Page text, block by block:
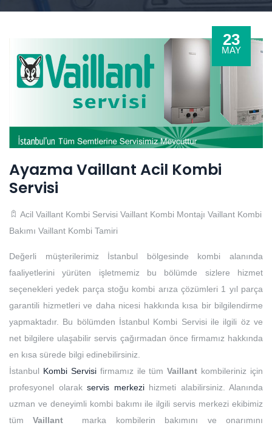
23
MAY
Ayazma Vaillant Acil Kombi
Servisi
Acil Vaillant Kombi Servisi Vaillant Kombi Montajı Vaillant Kombi
Bakımı Vaillant Kombi Tamiri
Değerli müşterilerimiz İstanbul bölgesinde kombi alanında
faaliyetlerini yürüten işletmemiz bu bölümde sizlere hizmet
seçenekleri yedek parça stoğu kombi arıza çözümleri 1 yıl parça
garantili hizmetleri ve daha nicesi hakkında kısa bir bilgilendirme
yapmaktadır. Bu bölümden İstanbul Kombi Servisi ile ilgili öz ve
net bilgilere ulaşabilir servis çağırmadan önce firmamız hakkında
en kısa sürede bilgi edinebilirsiniz.
İstanbul Kombi Servisi firmamız ile tümVaillant kombileriniz için
profesyonel olarak servis merkezihizmeti alabilirsiniz. Alanında
uzman ve deneyimli kombi bakımı ile ilgili servis merkezi ekibimiz
tümVaillant marka kombilerin bakımını ve onarımını